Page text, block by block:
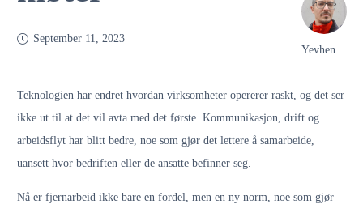
September 11, 2023
Yevhen
Teknologien har endret hvordan virksomheter opererer raskt, og det ser
ikke ut til at det vil avta med det første. Kommunikasjon, drift og
arbeidsflyt har blitt bedre, noe som gjør det lettere å samarbeide,
uansett hvor bedriften eller de ansatte befinner seg.
Nå er fjernarbeid ikke bare en fordel, men en ny norm, noe som gjør